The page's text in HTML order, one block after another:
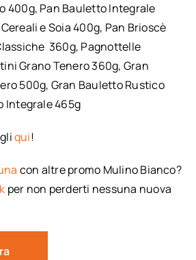
400g, Pan Bauletto Integrale
e Soia 400g, Pan Brioscè
360g, Pagnottelle
Grano Tenero 360g, Gran
500g, Gran Bauletto Rustico
Integrale 465g
qui!
con altre promo Mulino Bianco?
per non perderti nessuna nuova